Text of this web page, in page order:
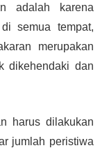
adalah karena
semua tempat,
merupakan
dikehendaki dan
harus dilakukan
jumlah peristiwa